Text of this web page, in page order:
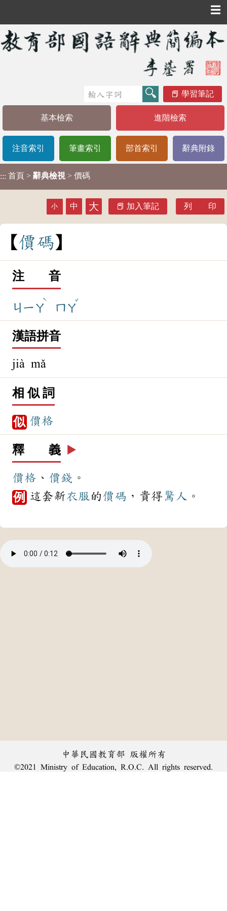
☰
學習筆記
基本檢索 進階檢索
注音索引 筆畫索引 部首索引 辭典附錄
::: 首頁 > 辭典檢視 > 價碼
小 中 大 加入筆記 列 印
價碼
注 音
ㄐㄧㄚ
ˋ
ㄇㄚ
ˇ
漢語拼音
jià mǎ
相 似 詞
似 價格
釋 義 ▶️
價格 、 價錢 。
例 這套新衣服 的價碼 ，貴得 驚人 。
中華民國教育部 版權所有
©2021 Ministry of Education, R.O.C. All rights reserved.